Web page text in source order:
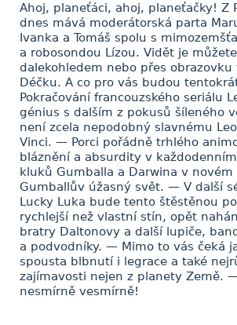
Ahoj, planeťáci, ahoj, planeťačky! Z
dnes mává moderátorská parta
Ivanka a Tomáš spolu s
a robosondou Lízou. Vidět je
dalekohledem nebo přes obrazovku
Déčku. A co pro vás budou
Pokračování francouzského seriálu
génius s dalším z pokusů šíleného
není zcela nepodobný slavnému
Vinci. — Porci pořádně trhlého
bláznění a absurdity v
kluků Gumballa a Darwina v novém
Gumballův úžasný svět. — V další
Lucky Luka bude tento štěstěnou
rychlejší než vlastní stín, opět
bratry Daltonovy a další lupiče,
a podvodníky. — Mimo to vás čeká
spousta blbnutí i legrace a také
zajímavosti nejen z planety Země.
nesmírně vesmírně!